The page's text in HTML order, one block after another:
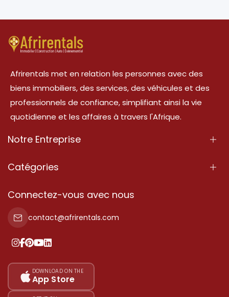
Afrirentals met en relation les personnes avec des
biens immobiliers, des services, des véhicules et des
professionnels de confiance, simplifiant ainsi la vie
quotidienne et les affaires à travers l'Afrique.
Notre Entreprise
À Propos
Conditions d'Utilisation
Politique de Confidentialité
Nos tarifs
Plan du site
Catégories
Propriété
Propriété à vendre
Propriété à louer
Ajoutez votre témoignage
Connectez-vous avec nous
contact@afrirentals.com
DOWNLOAD ON THE
App Store